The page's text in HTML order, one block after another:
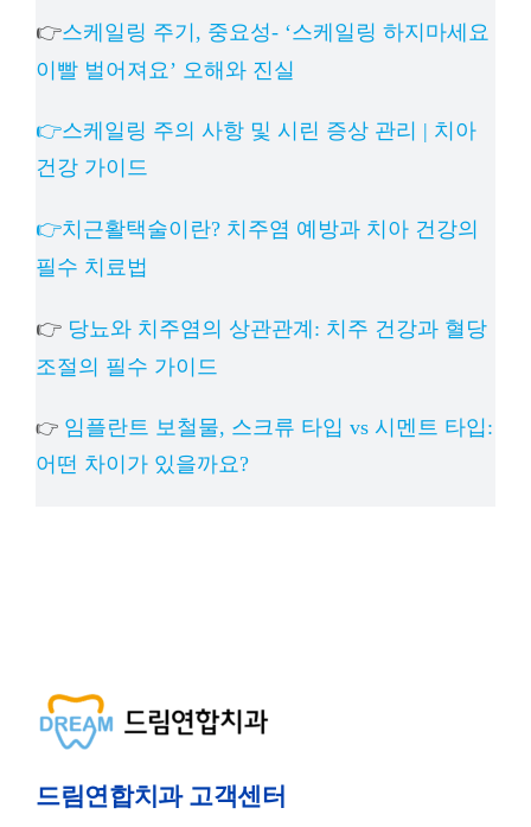
👉스케일링 주기, 중요성- ‘스케일링 하지마세요
이빨 벌어져요’ 오해와 진실
👉스케일링 주의 사항 및 시린 증상 관리 | 치아
건강 가이드
👉치근활택술이란? 치주염 예방과 치아 건강의
필수 치료법
👉 당뇨와 치주염의 상관관계: 치주 건강과 혈당
조절의 필수 가이드
👉 임플란트 보철물, 스크류 타입 vs 시멘트 타입:
어떤 차이가 있을까요?
드림연합치과 고객센터